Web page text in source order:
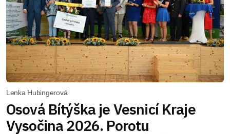
Lenka Hubingerová
Osová Bítýška je Vesnicí Kraje
Vysočina 2026. Porotu